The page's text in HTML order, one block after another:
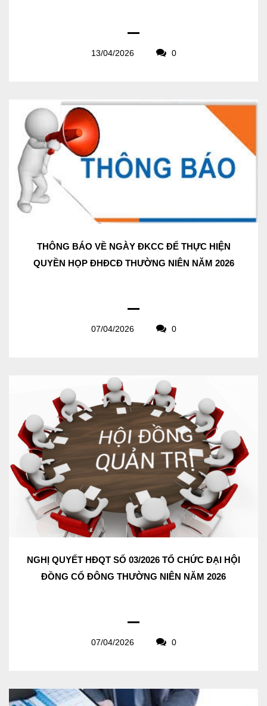
13/04/2026 0
THÔNG BÁO VỀ NGÀY ĐKCC ĐỂ THỰC HIỆN
QUYỀN HỌP ĐHĐCĐ THƯỜNG NIÊN NĂM 2026
07/04/2026 0
NGHỊ QUYẾT HĐQT SỐ 03/2026 TỔ CHỨC ĐẠI HỘI
ĐỒNG CỔ ĐÔNG THƯỜNG NIÊN NĂM 2026
07/04/2026 0